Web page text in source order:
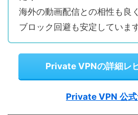
海外の動画配信との相性も良
ブロック回避も安定していま
Private VPNの詳細レ
Private VPN 公式